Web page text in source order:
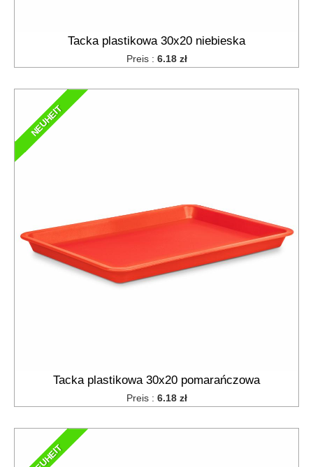
Tacka plastikowa 30x20 niebieska
Preis : 6.18 zł
NEUHEIT
Tacka plastikowa 30x20 pomarańczowa
Preis : 6.18 zł
NEUHEIT